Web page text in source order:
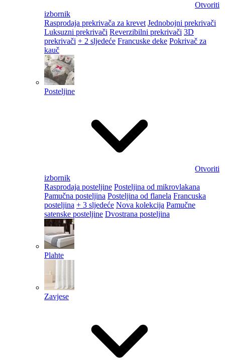
Otvoriti
izbornik
Rasprodaja prekrivača za krevet Jednobojni prekrivači
Luksuzni prekrivači Reverzibilni prekrivači 3D
prekrivači + 2 sljedeće Francuske deke Pokrivač za
kauč
Posteljine
Otvoriti
izbornik
Rasprodaja posteljine Posteljina od mikrovlakana
Pamučna posteljina Posteljina od flanela Francuska
posteljina + 3 sljedeće Nova kolekcija Pamučne
satenske posteljine Dvostrana posteljina
Plahte
Zavjese